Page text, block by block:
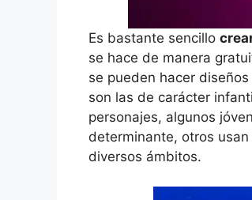
Es bastante sencillo
se hace de manera
se pueden hacer
son las de carácter
personajes, algunos
determinante, otros
diversos ámbitos.